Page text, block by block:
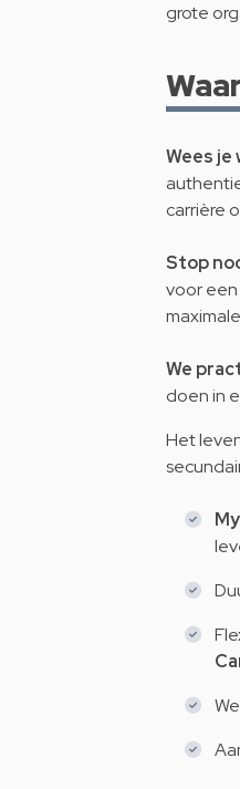
grote
Wees je
carrière
Stop
voor
We
doen in
Het